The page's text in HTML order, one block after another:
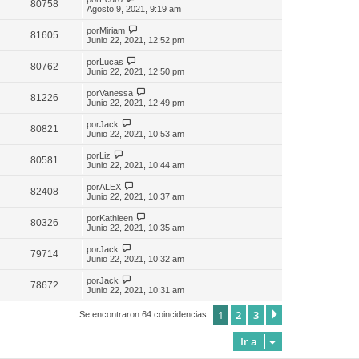
80758
Agosto 9, 2021, 9:19 am
81605 porMiriam
Junio 22, 2021, 12:52 pm
80762 porLucas
Junio 22, 2021, 12:50 pm
81226 porVanessa
Junio 22, 2021, 12:49 pm
80821 porJack
Junio 22, 2021, 10:53 am
80581 porLiz
Junio 22, 2021, 10:44 am
82408 porALEX
Junio 22, 2021, 10:37 am
80326 porKathleen
Junio 22, 2021, 10:35 am
79714 porJack
Junio 22, 2021, 10:32 am
78672 porJack
Junio 22, 2021, 10:31 am
Se encontraron 64 coincidencias 1 2 3
Ir a